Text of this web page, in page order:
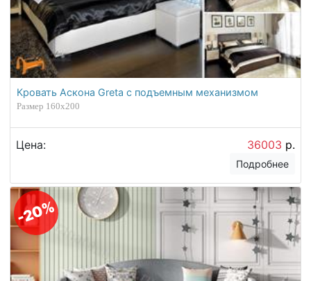
Кровать Аскона Greta с подъемным механизмом
Размер 160х200
Цена: 36003 р.
Подробнее
-20%